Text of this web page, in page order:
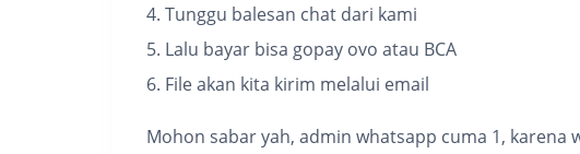
4. Tunggu balesan chat dari kami
5. Lalu bayar bisa gopay ovo atau BCA
6. File akan kita kirim melalui email
Mohon sabar yah, admin whatsapp cuma 1,